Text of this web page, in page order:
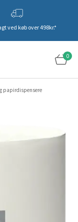
ved køb over 498kr.*
0
papirdispensere